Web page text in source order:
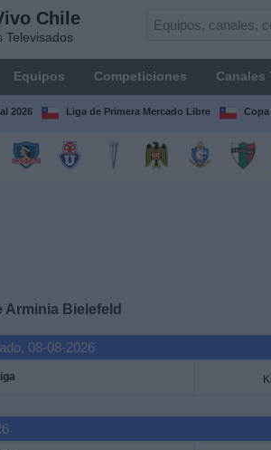
Chile
Televisados
Equipos Competiciones Canales
2026 Liga de Primera Mercado Libre Copa
Arminia Bielefeld
08-08-2026